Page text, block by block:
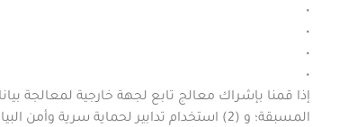
•
•
•
•
المسبقة؛ و (2) استخدام تدابير لحماية سرية وأمن البيانات الشخصية؛ مع أي متطلبات إضافية يقتضيها القانون المعمول به